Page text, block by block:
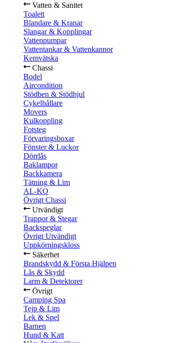
Vatten & Sanitet
Toalett
Blandare & Kranar
Slangar & Kopplingar
Vattenpumpar
Vattentankar & Vattenkannor
Kemvätska
Chassi
Bodel
Aircondition
Stödben & Stödhjul
Cykelhållare
Movers
Kulkoppling
Fotsteg
Förvaringsboxar
Fönster & Luckor
Dörrlås
Baklampor
Backkamera
Tätning & Lim
AL-KO
Övrigt Chassi
Utvändigt
Trappor & Stegar
Backspeglar
Övrigt Utvändigt
Uppkörningskloss
Säkerhet
Brandskydd & Första Hjälpen
Lås & Skydd
Larm & Detektorer
Övrigt
Camping Spa
Tejp & Lim
Lek & Spel
Barnen
Hund & Katt